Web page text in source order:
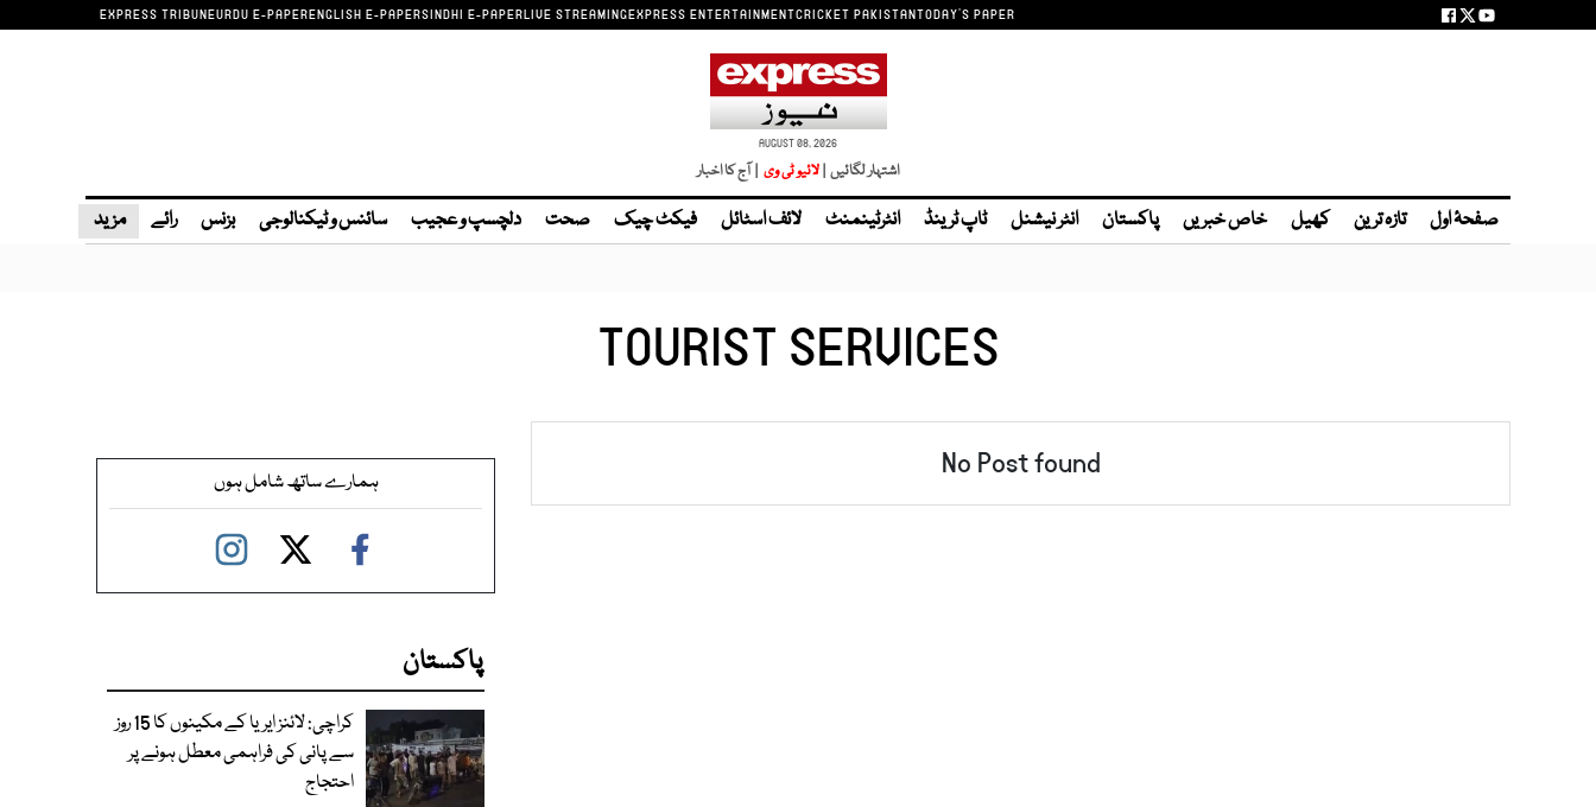
EXPRESS TRIBUNEURDU E-PAPERENGLISH E-PAPERSINDHI E-PAPERLIVE STREAMINGEXPRESS ENTERTAINMENTCRICKET PAKISTANTODAY'S PAPER
AUGUST 08, 2026
اشتہار لگائیں |لائیو ٹی وی | آج کا اخبار
صفحۂ اول تازہ ترین کھیل خاص خبریں پاکستان انٹر نیشنل ٹاپ ٹرینڈ انٹرٹینمنٹ لائف اسٹائل فیکٹ چیک صحت دلچسپ و عجیب سائنس و ٹیکنالوجی بزنس رائے مزید
TOURIST SERVICES
No Post found ہمارے ساتھ شامل ہوں
پاکستان
کراچی: لائنز ایریا کے مکینوں کا 15 روز
سے پانی کی فراہمی معطل ہونے پر
احتجاج